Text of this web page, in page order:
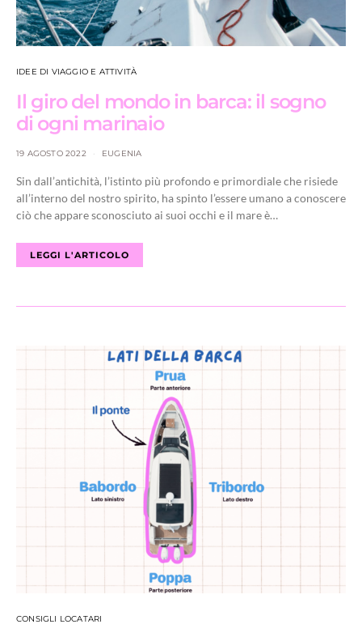
IDEE DI VIAGGIO E ATTIVITÀ
Il giro del mondo in barca: il sogno
di ogni marinaio
19 AGOSTO 2022 EUGENIA
Sin dall’antichità, l’istinto più profondo e primordiale che risiede
all’interno del nostro spirito, ha spinto l’essere umano a conoscere
ciò che appare sconosciuto ai suoi occhi e il mare è…
LEGGI L'ARTICOLO
CONSIGLI LOCATARI